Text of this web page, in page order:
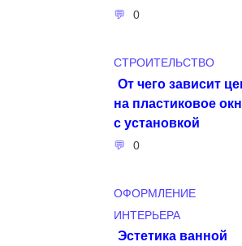
0
СТРОИТЕЛЬСТВО
От чего зависит
на пластиковое
с установкой
0
ОФОРМЛЕНИЕ
ИНТЕРЬЕРА
Эстетика ванной